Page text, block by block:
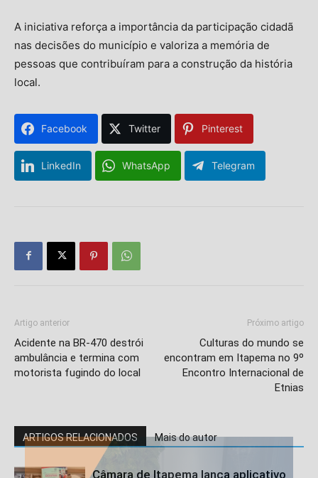
A iniciativa reforça a importância da participação cidadã
nas decisões do município e valoriza a memória de
pessoas que contribuíram para a construção da história
local.
Facebook Twitter Pinterest
LinkedIn WhatsApp Telegram
Artigo anterior
Acidente na BR-470 destrói
ambulância e termina com
motorista fugindo do local
Próximo artigo
Culturas do mundo se
encontram em Itapema no 9º
Encontro Internacional de
Etnias
ARTIGOS RELACIONADOS Mais do autor
Câmara de Itapema lança aplicativo